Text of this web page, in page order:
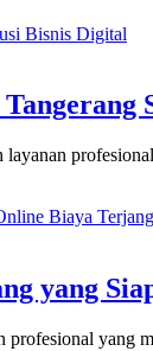
layanan
yang
profesional yang